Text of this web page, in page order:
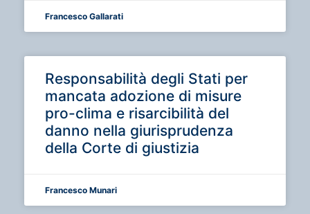
Francesco Gallarati
Responsabilità degli Stati per
mancata adozione di misure
pro-clima e risarcibilità del
danno nella giurisprudenza
della Corte di giustizia
Francesco Munari